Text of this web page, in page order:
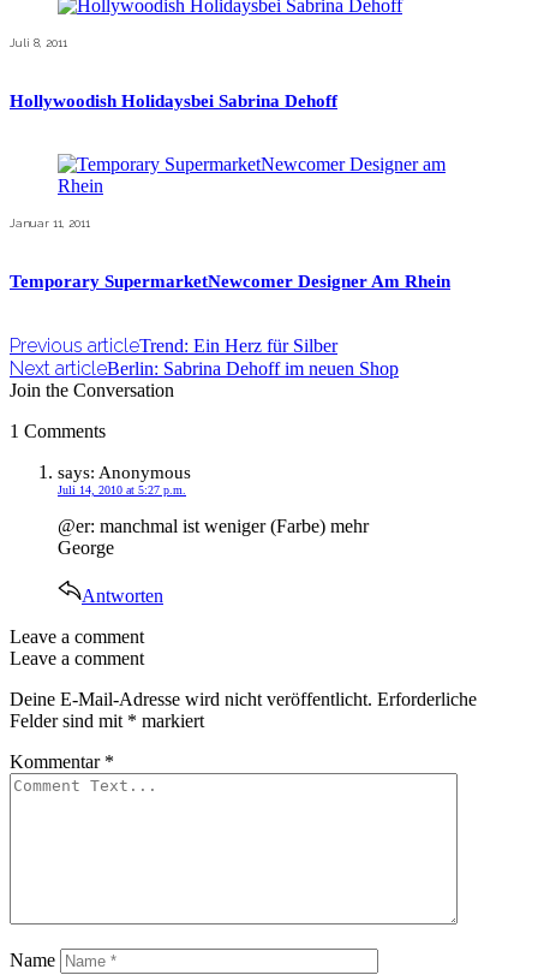
Juli 8, 2011
Hollywoodish Holidaysbei Sabrina Dehoff
Januar 11, 2011
Temporary SupermarketNewcomer Designer Am Rhein
Previous articleTrend: Ein Herz für Silber
Next articleBerlin: Sabrina Dehoff im neuen Shop
Join the Conversation
1 Comments
says: Anonymous
Juli 14, 2010 at 5:27 p.m.
@er: manchmal ist weniger (Farbe) mehr
George
Antworten
Leave a comment
Leave a comment
Deine E-Mail-Adresse wird nicht veröffentlicht. Erforderliche
Felder sind mit * markiert
Kommentar *
Name